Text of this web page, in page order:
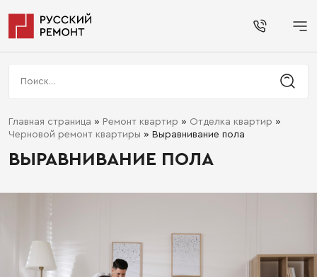
Главная страница » Ремонт квартир » Отделка квартир »
Черновой ремонт квартиры » Выравнивание пола
ВЫРАВНИВАНИЕ ПОЛА